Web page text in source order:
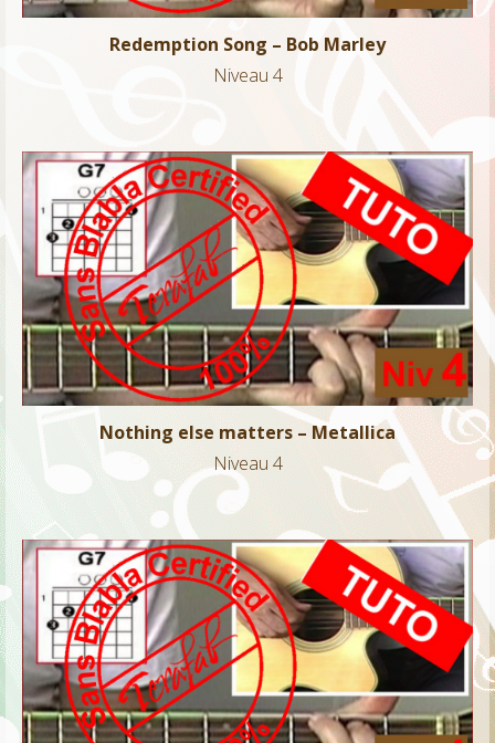
Redemption Song – Bob Marley
Niveau 4
Nothing else matters – Metallica
Niveau 4
Nothing else matters – Metallica
Niveau 4
Money – Pink Floyd
Niveau 4